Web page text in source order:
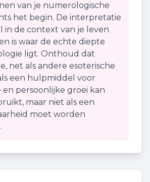
van je numerologische
het begin. De interpretatie
in de context van je leven
is waar de echte diepte
ligt. Onthoud dat
net als andere esoterische
een hulpmiddel voor
persoonlijke groei kan
maar niet als een
moet worden